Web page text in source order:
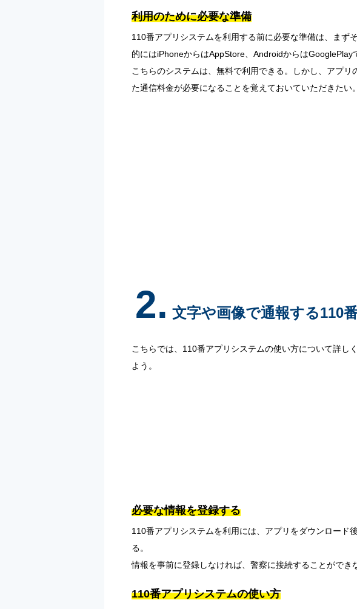
利用のために必要な準備
110番アプリシステムを利用する前に必要な準備は、まず
的にはiPhoneからはAppStore、AndroidからはGooglePlay
こちらのシステムは、無料で利用できる。しかし、アプ
た通信料金が必要になることを覚えておいていただきたい。
2. 文字や画像で通報する110
こちらでは、110番アプリシステムの使い方について詳し
よう。
必要な情報を登録する
110番アプリシステムを利用には、アプリをダウンロード
る。
情報を事前に登録しなければ、警察に接続することができ
110番アプリシステムの使い方